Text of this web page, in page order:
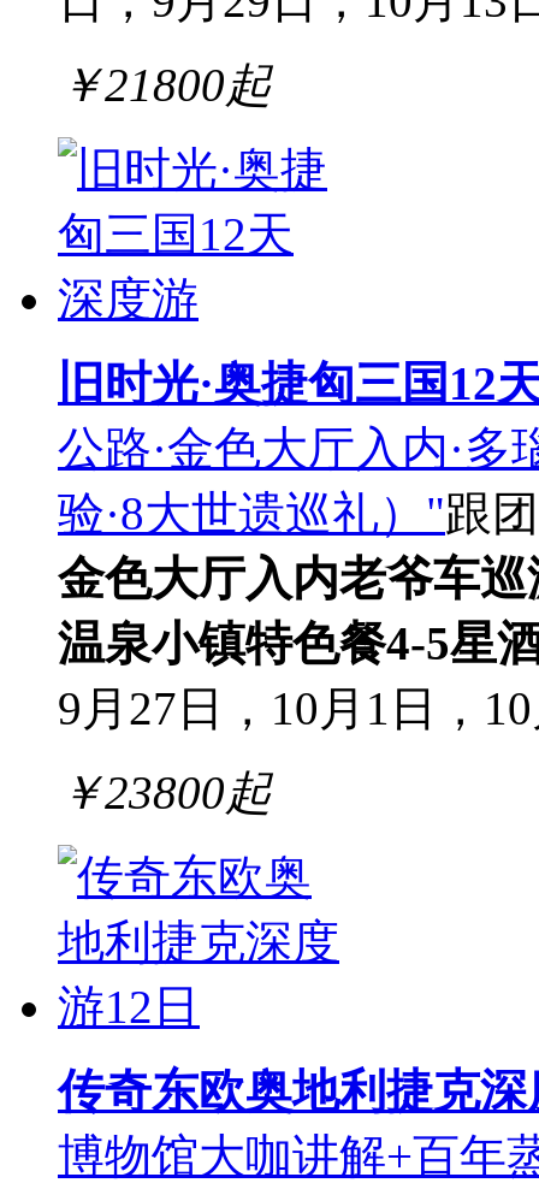
￥21800起
旧时光·奥捷匈三国12
公路·金色大厅入内·
验·8大世遗巡礼）"跟
金色大厅入内老爷车巡
温泉小镇特色餐4-5星
9月27日，10月1日，
￥23800起
传奇东欧奥地利捷克深
博物馆大咖讲解+百年